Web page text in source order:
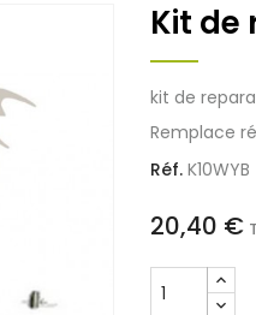
Kit
kit de
Remplace
Réf. K10WYB
20,40 €